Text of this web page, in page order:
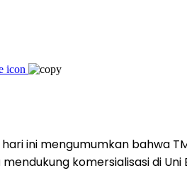
ini mengumumkan bahwa
komersialisasi di